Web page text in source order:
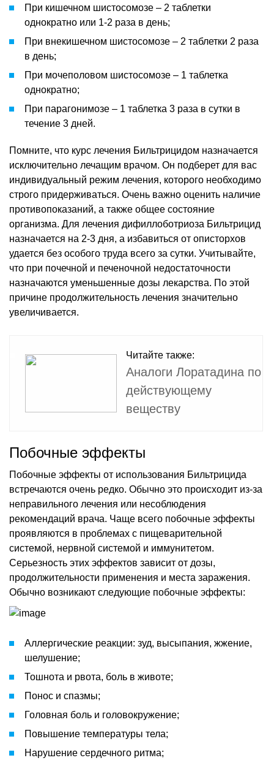
При кишечном шистосомозе – 2 таблетки
однократно или 1-2 раза в день;
При внекишечном шистосомозе – 2 таблетки 2 раза
в день;
При мочеполовом шистосомозе – 1 таблетка
однократно;
При парагонимозе – 1 таблетка 3 раза в сутки в
течение 3 дней.
Помните, что курс лечения Бильтрицидом назначается
исключительно лечащим врачом. Он подберет для вас
индивидуальный режим лечения, которого необходимо
строго придерживаться. Очень важно оценить наличие
противопоказаний, а также общее состояние
организма. Для лечения дифиллоботриоза Бильтрицид
назначается на 2-3 дня, а избавиться от описторхов
удается без особого труда всего за сутки. Учитывайте,
что при почечной и печеночной недостаточности
назначаются уменьшенные дозы лекарства. По этой
причине продолжительность лечения значительно
увеличивается.
Читайте также:
Аналоги Лоратадина по
действующему
веществу
Побочные эффекты
Побочные эффекты от использования Бильтрицида
встречаются очень редко. Обычно это происходит из-за
неправильного лечения или несоблюдения
рекомендаций врача. Чаще всего побочные эффекты
проявляются в проблемах с пищеварительной
системой, нервной системой и иммунитетом.
Серьезность этих эффектов зависит от дозы,
продолжительности применения и места заражения.
Обычно возникают следующие побочные эффекты:
Аллергические реакции: зуд, высыпания, жжение,
шелушение;
Тошнота и рвота, боль в животе;
Понос и спазмы;
Головная боль и головокружение;
Повышение температуры тела;
Нарушение сердечного ритма;